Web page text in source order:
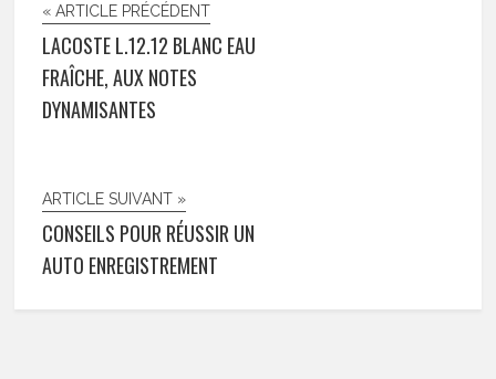
« ARTICLE PRÉCÉDENT
LACOSTE L.12.12 BLANC EAU
FRAÎCHE, AUX NOTES
DYNAMISANTES
ARTICLE SUIVANT »
CONSEILS POUR RÉUSSIR UN
AUTO ENREGISTREMENT